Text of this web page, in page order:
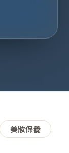
美妝保養